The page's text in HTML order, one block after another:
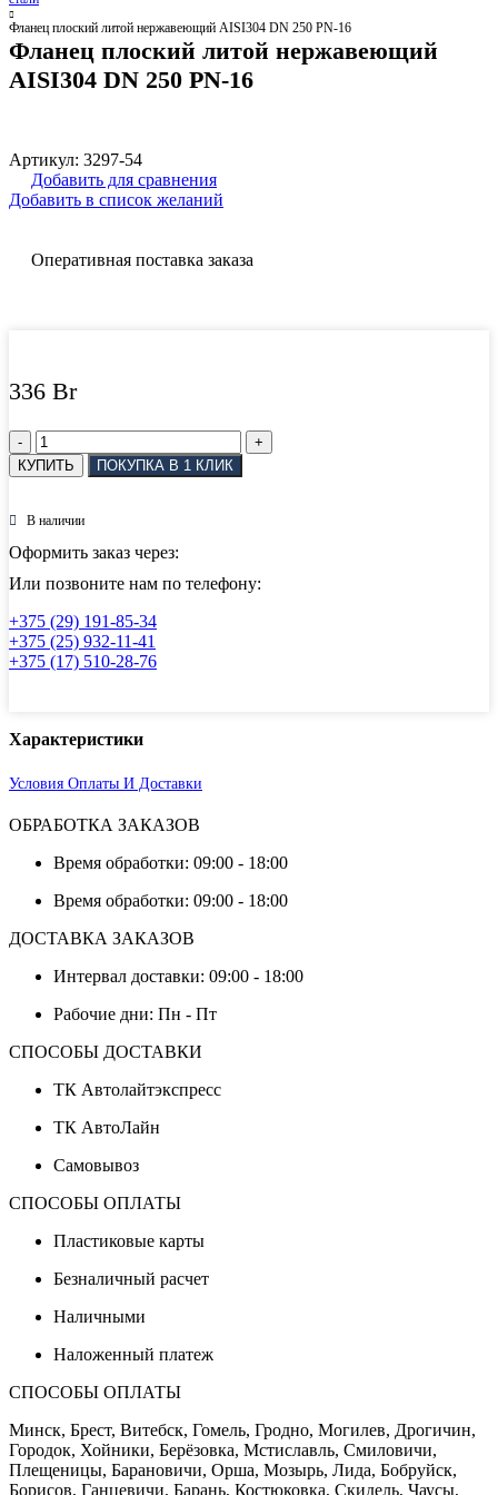
Фланец плоский литой нержавеющий AISI304 DN 250 PN-16
Фланец плоский литой нержавеющий
AISI304 DN 250 PN-16
Артикул: 3297-54
Добавить для сравнения
Добавить в список желаний
Оперативная поставка заказа
336 Br
Количество
товара
Фланец
литой
AISI304
DN
PN-
16
КУПИТЬ ПОКУПКА В 1 КЛИК
В наличии
Оформить заказ через:
Или позвоните нам по телефону:
+375 (29) 191-85-34
+375 (25) 932-11-41
+375 (17) 510-28-76
Характеристики
Условия Оплаты И Доставки
ОБРАБОТКА ЗАКАЗОВ
Время обработки: 09:00 - 18:00
Время обработки: 09:00 - 18:00
ДОСТАВКА ЗАКАЗОВ
Интервал доставки: 09:00 - 18:00
Рабочие дни: Пн - Пт
СПОСОБЫ ДОСТАВКИ
ТК Автолайтэкспресс
ТК АвтоЛайн
Самовывоз
СПОСОБЫ ОПЛАТЫ
Пластиковые карты
Безналичный расчет
Наличными
Наложенный платеж
СПОСОБЫ ОПЛАТЫ
Минск, Брест, Витебск, Гомель, Гродно, Могилев, Дрогичин,
Городок, Хойники, Берёзовка, Мстиславль, Смиловичи,
Плещеницы, Барановичи, Орша, Мозырь, Лида, Бобруйск,
Борисов, Ганцевичи, Барань, Костюковка, Скидель, Чаусы,